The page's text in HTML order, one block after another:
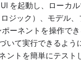
を起動し、ローカ
ジック）、モデル、
ーネントを操作で
いて実行できるよ
ントを簡単にテス